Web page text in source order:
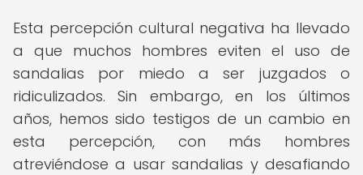
Esta percepción cultural negativa ha llevado
a que muchos hombres eviten el uso de
sandalias por miedo a ser juzgados o
ridiculizados. Sin embargo, en los últimos
años, hemos sido testigos de un cambio en
esta percepción, con más hombres
atreviéndose a usar sandalias y desafiando